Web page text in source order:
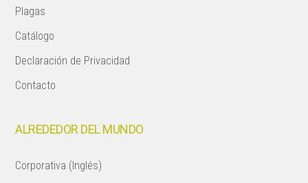
Plagas
Catálogo
Declaración de Privacidad
Contacto
ALREDEDOR DEL MUNDO
Corporativa (Inglés)